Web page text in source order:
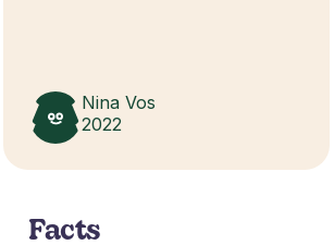
Nina Vos
2022
Facts